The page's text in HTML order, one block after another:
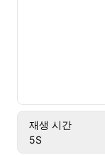
재생 시간
5S